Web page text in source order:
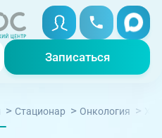
Записаться
Записаться
> Стационар > Онкология >